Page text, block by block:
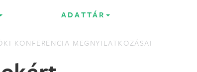
ADATTÁR
KONFERENCIA MEGNYILATKOZÁSAI